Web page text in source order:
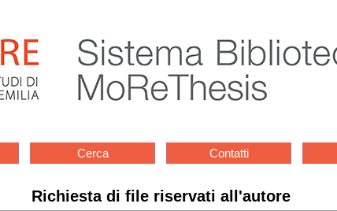
Cerca Contatti
Richiesta di file riservati all'autore